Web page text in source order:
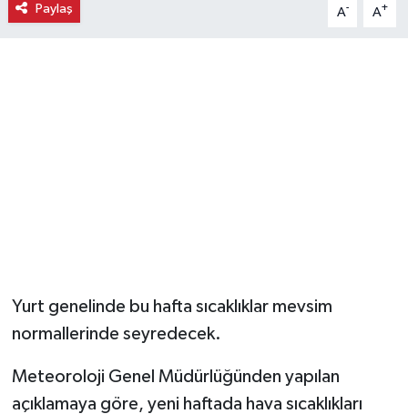
Paylaş A- A+
Yurt genelinde bu hafta sıcaklıklar mevsim
normallerinde seyredecek.
Meteoroloji Genel Müdürlüğünden yapılan
açıklamaya göre, yeni haftada hava sıcaklıkları
Haber
Seri İlan
Siyaset